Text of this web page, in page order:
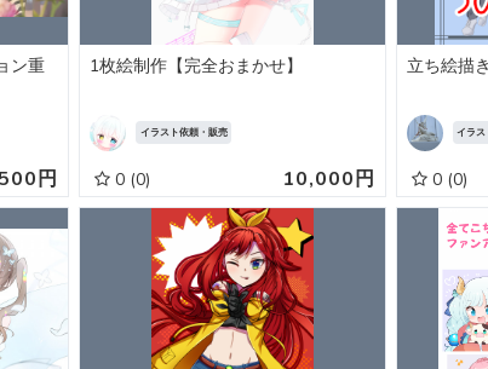
ン重
500円
1枚絵制作【完全おまかせ】
イラスト依頼・販売
0 (0) 10,000円
立ち絵描
イラス
0 (0)